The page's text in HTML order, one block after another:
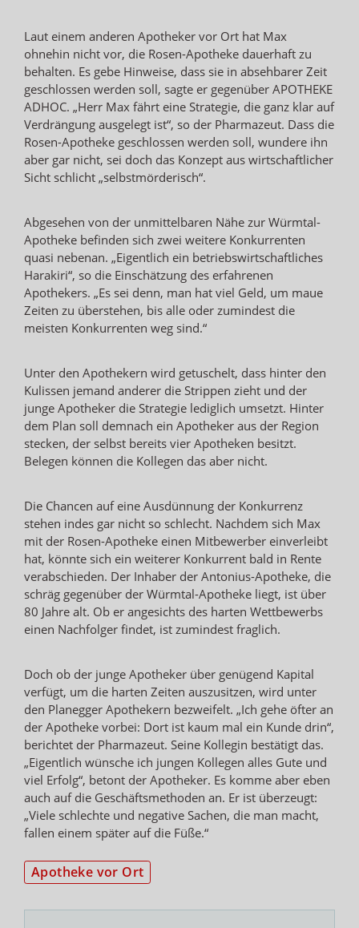
Laut einem anderen Apotheker vor Ort hat Max
ohnehin nicht vor, die Rosen-Apotheke dauerhaft zu
behalten. Es gebe Hinweise, dass sie in absehbarer Zeit
geschlossen werden soll, sagte er gegenüber APOTHEKE
ADHOC. „Herr Max fährt eine Strategie, die ganz klar auf
Verdrängung ausgelegt ist“, so der Pharmazeut. Dass die
Rosen-Apotheke geschlossen werden soll, wundere ihn
aber gar nicht, sei doch das Konzept aus wirtschaftlicher
Sicht schlicht „selbstmörderisch“.
Abgesehen von der unmittelbaren Nähe zur Würmtal-
Apotheke befinden sich zwei weitere Konkurrenten
quasi nebenan. „Eigentlich ein betriebswirtschaftliches
Harakiri“, so die Einschätzung des erfahrenen
Apothekers. „Es sei denn, man hat viel Geld, um maue
Zeiten zu überstehen, bis alle oder zumindest die
meisten Konkurrenten weg sind.“
Unter den Apothekern wird getuschelt, dass hinter den
Kulissen jemand anderer die Strippen zieht und der
junge Apotheker die Strategie lediglich umsetzt. Hinter
dem Plan soll demnach ein Apotheker aus der Region
stecken, der selbst bereits vier Apotheken besitzt.
Belegen können die Kollegen das aber nicht.
Die Chancen auf eine Ausdünnung der Konkurrenz
stehen indes gar nicht so schlecht. Nachdem sich Max
mit der Rosen-Apotheke einen Mitbewerber einverleibt
hat, könnte sich ein weiterer Konkurrent bald in Rente
verabschieden. Der Inhaber der Antonius-Apotheke, die
schräg gegenüber der Würmtal-Apotheke liegt, ist über
80 Jahre alt. Ob er angesichts des harten Wettbewerbs
einen Nachfolger findet, ist zumindest fraglich.
Doch ob der junge Apotheker über genügend Kapital
verfügt, um die harten Zeiten auszusitzen, wird unter
den Planegger Apothekern bezweifelt. „Ich gehe öfter an
der Apotheke vorbei: Dort ist kaum mal ein Kunde drin“,
berichtet der Pharmazeut. Seine Kollegin bestätigt das.
„Eigentlich wünsche ich jungen Kollegen alles Gute und
viel Erfolg“, betont der Apotheker. Es komme aber eben
auch auf die Geschäftsmethoden an. Er ist überzeugt:
„Viele schlechte und negative Sachen, die man macht,
fallen einem später auf die Füße.“
Apotheke vor Ort